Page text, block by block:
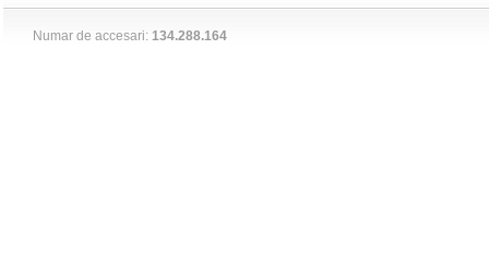
Numar de accesari: 134.288.164